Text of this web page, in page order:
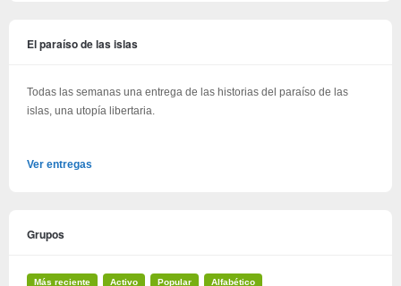
El paraíso de las islas
Todas las semanas una entrega de las historias del paraíso de las
islas, una utopía libertaria.
Ver entregas
Grupos
Más reciente Activo Popular Alfabético